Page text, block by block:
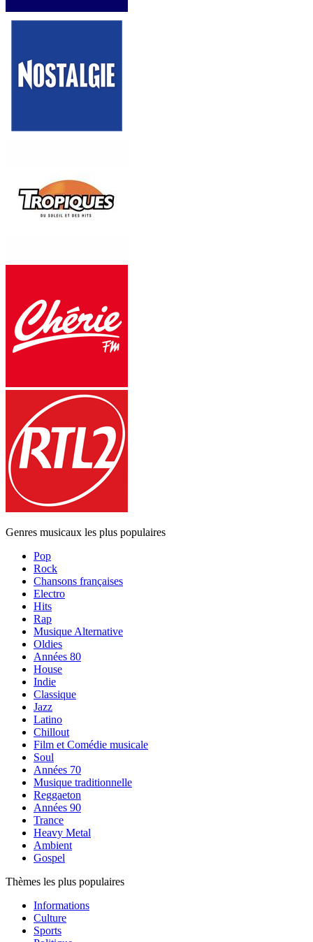
Genres musicaux les plus populaires
Pop
Rock
Chansons françaises
Electro
Hits
Rap
Musique Alternative
Oldies
Années 80
House
Indie
Classique
Jazz
Latino
Chillout
Film et Comédie musicale
Soul
Années 70
Musique traditionnelle
Reggaeton
Années 90
Trance
Heavy Metal
Ambient
Gospel
Thèmes les plus populaires
Informations
Culture
Sports